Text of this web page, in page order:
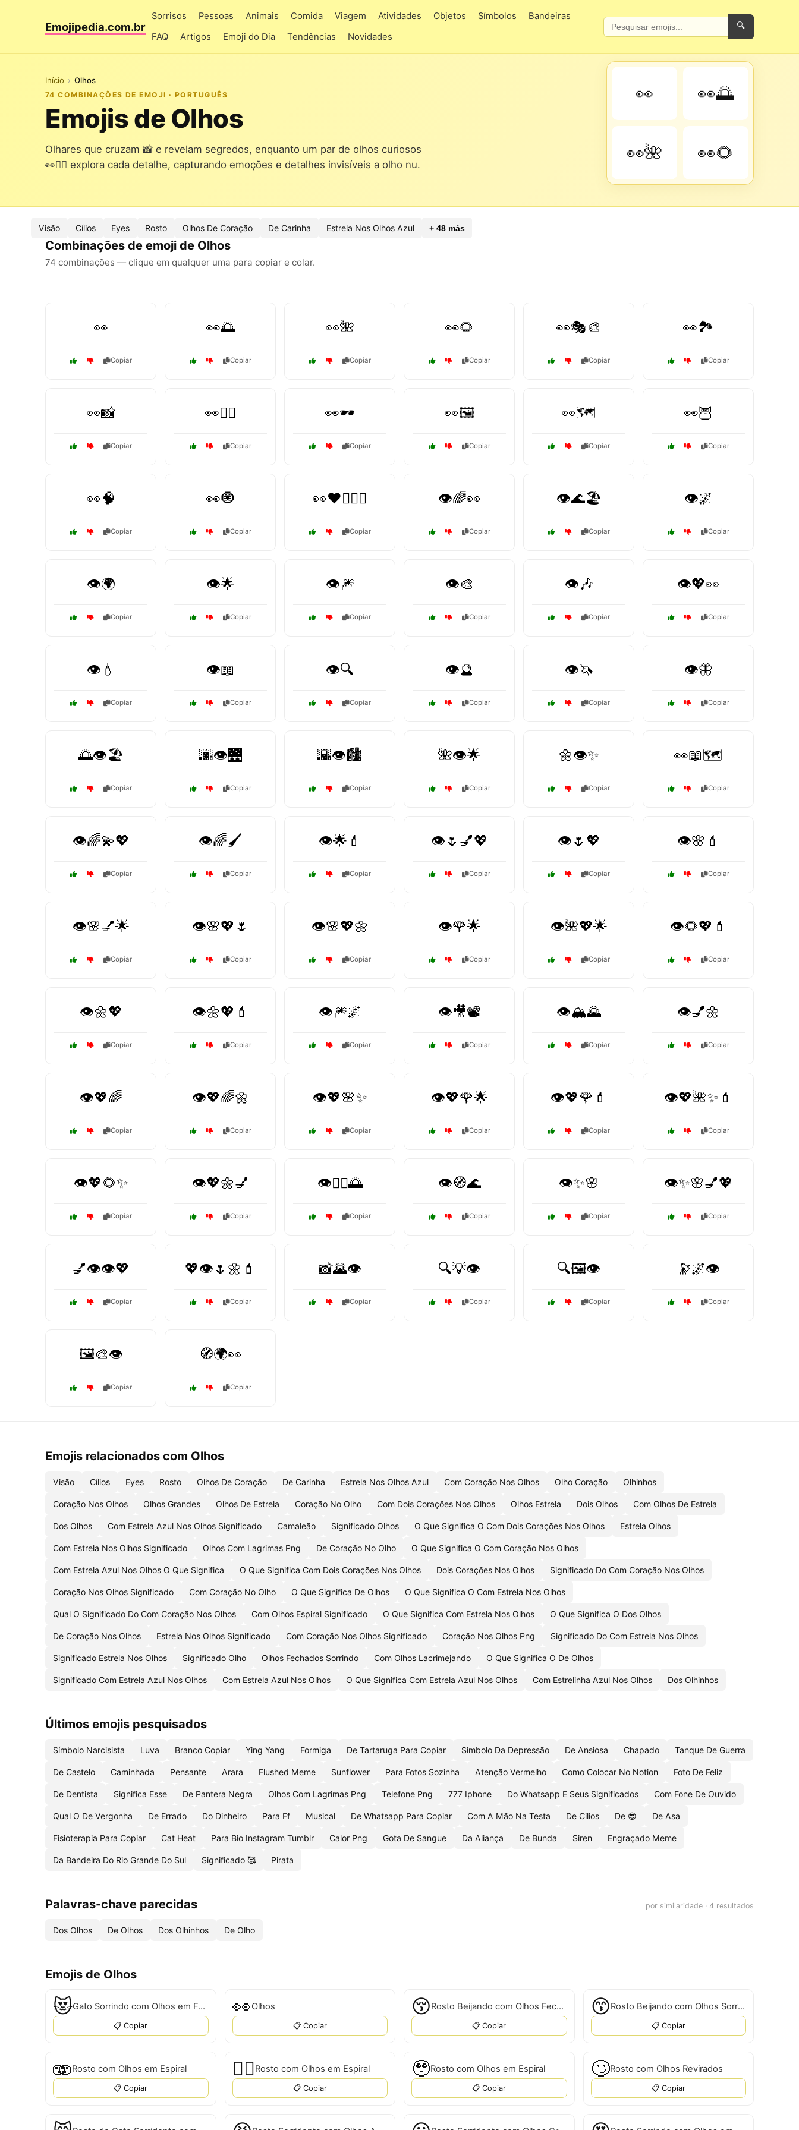
Emojipedia.com.br
Sorrisos Pessoas Animais Comida Viagem Atividades Objetos Símbolos
Bandeiras
FAQ
Artigos Emoji do Dia Tendências Novidades
🔍
Início Olhos
74 COMBINAÇÕES DE EMOJI · PORTUGUÊS
Emojis de Olhos
Olhares que cruzam 📸 e revelam segredos, enquanto um par de olhos curiosos
👀🕵️‍♂️ explora cada detalhe, capturando emoções e detalhes invisíveis a olho nu.
👀 👀🌅
👀🌺 👀🌻
Visão Cílios Eyes Rosto Olhos De Coração De Carinha Estrela Nos Olhos Azul + 48 más
Combinações de emoji de Olhos
74 combinações — clique em qualquer uma para copiar e colar.
👀
Copiar
👀🌅
Copiar
👀🌺
Copiar
👀🌻
Copiar
👀🎭🎨
Copiar
👀🏞️
Copiar
👀📸
Copiar
👀🕵️‍♂️
Copiar
👀🕶️
Copiar
👀🖼️
Copiar
👀🗺️
Copiar
👀🦉
Copiar
👀🧠
Copiar
👀🧿
Copiar
👀❤️👩‍❤️‍👨
Copiar
👁️🌈👀
Copiar
👁️🌊🏖️
Copiar
👁️🌌
Copiar
👁️🌍
Copiar
👁️🌟
Copiar
👁️🎆
Copiar
👁️🎨
Copiar
👁️🎶
Copiar
👁️💖👀
Copiar
👁️💧
Copiar
👁️📖
Copiar
👁️🔍
Copiar
👁️🔮
Copiar
👁️🦄
Copiar
👁️🦋
Copiar
🌅👁️🏖️
Copiar
🌆👁️🌉
Copiar
🌇👁️🏙️
Copiar
🌺👁️🌟
Copiar
🌼👁️✨
Copiar
👀📖🗺️
Copiar
👁️🌈💫💖
Copiar
👁️🌈🖌️
Copiar
👁️🌟💄
Copiar
👁️🌷💅💖
Copiar
👁️🌷💖
Copiar
👁️🌸💄
Copiar
👁️🌸💅🌟
Copiar
👁️🌸💖🌷
Copiar
👁️🌸💖🌼
Copiar
👁️🌹🌟
Copiar
👁️🌺💖🌟
Copiar
👁️🌻💖💄
Copiar
👁️🌼💖
Copiar
👁️🌼💖💄
Copiar
👁️🎆🌌
Copiar
👁️🎥📽️
Copiar
👁️🏔️🌄
Copiar
👁️💅🌼
Copiar
👁️💖🌈
Copiar
👁️💖🌈🌼
Copiar
👁️💖🌸✨
Copiar
👁️💖🌹🌟
Copiar
👁️💖🌹💄
Copiar
👁️💖🌺✨💄
Copiar
👁️💖🌻✨
Copiar
👁️💖🌼💅
Copiar
👁️🧘‍♂️🌅
Copiar
👁️🧭🌊
Copiar
👁️✨🌸
Copiar
👁️✨🌸💅💖
Copiar
💅👁️👁️💖
Copiar
💖👁️🌷🌼💄
Copiar
📸🌄👁️
Copiar
🔍💡👁️
Copiar
🔍🖼️👁️
Copiar
🔭🌌👁️
Copiar
🖼️🎨👁️
Copiar
🧭🌍👀
Copiar
Emojis relacionados com Olhos
Visão Cílios Eyes Rosto Olhos De Coração De Carinha Estrela Nos Olhos Azul Com Coração Nos Olhos Olho Coração Olhinhos
Coração Nos Olhos Olhos Grandes Olhos De Estrela Coração No Olho Com Dois Corações Nos Olhos Olhos Estrela Dois Olhos Com Olhos De Estrela
Dos Olhos Com Estrela Azul Nos Olhos Significado Camaleão Significado Olhos O Que Significa O Com Dois Corações Nos Olhos Estrela Olhos
Com Estrela Nos Olhos Significado Olhos Com Lagrimas Png De Coração No Olho O Que Significa O Com Coração Nos Olhos
Com Estrela Azul Nos Olhos O Que Significa O Que Significa Com Dois Corações Nos Olhos Dois Corações Nos Olhos Significado Do Com Coração Nos Olhos
Coração Nos Olhos Significado Com Coração No Olho O Que Significa De Olhos O Que Significa O Com Estrela Nos Olhos
Qual O Significado Do Com Coração Nos Olhos Com Olhos Espiral Significado O Que Significa Com Estrela Nos Olhos O Que Significa O Dos Olhos
De Coração Nos Olhos Estrela Nos Olhos Significado Com Coração Nos Olhos Significado Coração Nos Olhos Png Significado Do Com Estrela Nos Olhos
Significado Estrela Nos Olhos Significado Olho Olhos Fechados Sorrindo Com Olhos Lacrimejando O Que Significa O De Olhos
Significado Com Estrela Azul Nos Olhos Com Estrela Azul Nos Olhos O Que Significa Com Estrela Azul Nos Olhos Com Estrelinha Azul Nos Olhos Dos Olhinhos
Últimos emojis pesquisados
Símbolo Narcisista Luva Branco Copiar Ying Yang Formiga De Tartaruga Para Copiar Simbolo Da Depressão De Ansiosa Chapado Tanque De Guerra
De Castelo Caminhada Pensante Arara Flushed Meme Sunflower Para Fotos Sozinha Atenção Vermelho Como Colocar No Notion Foto De Feliz
De Dentista Significa Esse De Pantera Negra Olhos Com Lagrimas Png Telefone Png 777 Iphone Do Whatsapp E Seus Significados Com Fone De Ouvido
Qual O De Vergonha De Errado Do Dinheiro Para Ff Musical De Whatsapp Para Copiar Com A Mão Na Testa De Cilios De 😎 De Asa
Fisioterapia Para Copiar Cat Heat Para Bio Instagram Tumblr Calor Png Gota De Sangue Da Aliança De Bunda Siren Engraçado Meme
Da Bandeira Do Rio Grande Do Sul Significado 🥰 Pirata
Palavras-chave parecidas por similaridade · 4 resultados
Dos Olhos De Olhos Dos Olhinhos De Olho
Emojis de Olhos
😻 Gato Sorrindo com Olhos em Forma de Coração
📋 Copiar
👀Olhos
📋 Copiar
😚 Rosto Beijando com Olhos Fechados
📋 Copiar
😙 Rosto Beijando com Olhos Sorridentes
📋 Copiar
🫨Rosto com Olhos em Espiral
📋 Copiar
😵‍💫Rosto com Olhos em Espiral
📋 Copiar
🥹Rosto com Olhos em Espiral
📋 Copiar
🙄Rosto com Olhos Revirados
📋 Copiar